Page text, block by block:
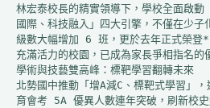
林宏泰校長的精實領導下，學校全面啟動
國際、科技融入」四大引擎，不僅在少子
級數大幅增加 6 班，更於去年正式榮
充滿活力的校園，已成為家長爭相指名的
學術與技藝雙高峰：標靶學習翻轉未來
北勢國中推動「增A減C、標靶式學習」
育會考 5A 優異人數連年突破，刷新校